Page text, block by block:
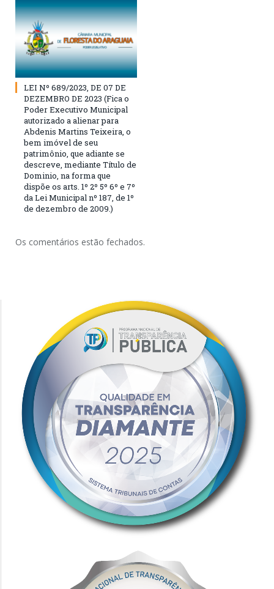
LEI Nº 689/2023, DE 07 DE
DEZEMBRO DE 2023 (Fica o
Poder Executivo Municipal
autorizado a alienar para
Abdenis Martins Teixeira, o
bem imóvel de seu
patrimônio, que adiante se
descreve, mediante Título de
Dominio, na forma que
dispõe os arts. 1º 2º 5º 6º e 7º
da Lei Municipal nº 187, de 1º
de dezembro de 2009.)
Os comentários estão fechados.